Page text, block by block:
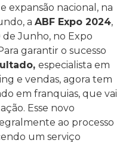
expansão nacional, na
a ABF Expo 2024,
de Junho, no Expo
garantir o sucesso
especialista em
e vendas, agora tem
em franquias, que vai
Esse novo
ao processo
um serviço